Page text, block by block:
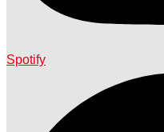
Spotify